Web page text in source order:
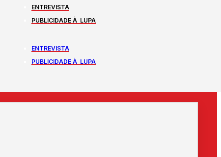
ENTREVISTA
PUBLICIDADE À LUPA
ENTREVISTA
PUBLICIDADE À LUPA